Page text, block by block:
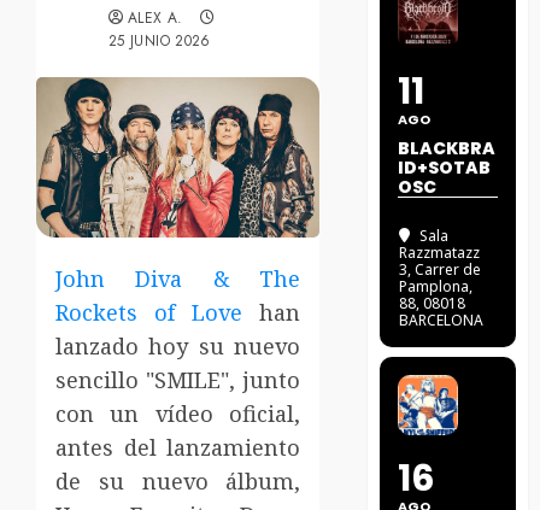
ALEX A.
25 JUNIO 2026
John Diva & The
Rockets of Love han
lanzado hoy su nuevo
sencillo "SMILE", junto
con un vídeo oficial,
antes del lanzamiento
de su nuevo álbum,
11
AGO
BLACKBRA
ID+SOTAB
OSC
Sala
Razzmatazz
3, Carrer de
Pamplona,
88, 08018
BARCELONA
16